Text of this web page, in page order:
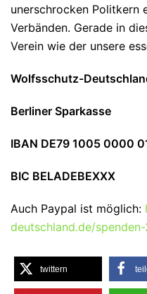
unerschrocken Politkern
Verbänden. Gerade in
Verein wie der unsere
Wolfsschutz-
Berliner Sparkasse
IBAN DE79 1005 0000
BIC BELADEBEXXX
Auch Paypal ist möglich:
deutschland.de/
twittern